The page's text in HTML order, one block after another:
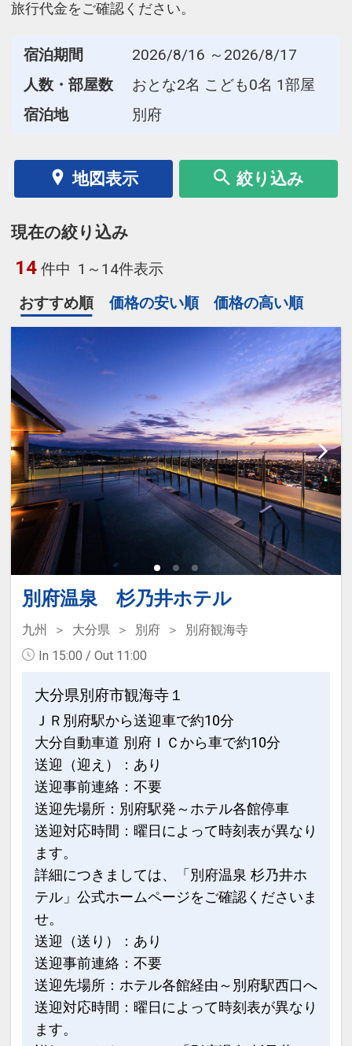
旅行代金をご確認ください。
宿泊期間
2026/8/16 ～2026/8/17
人数・部屋数
おとな2名 こども0名 1部屋
宿泊地
別府
地図表示 絞り込み
現在の絞り込み
14 件中 1～14件表示
おすすめ順
価格の安い順 価格の高い順
別府温泉 杉乃井ホテル
九州 大分県 別府
別府観海寺
In 15:00 / Out 11:00
大分県別府市観海寺１
ＪＲ別府駅から送迎車で約10分
大分自動車道 別府ＩＣから車で約10分
送迎（迎え）：あり
送迎事前連絡：不要
送迎先場所：別府駅発～ホテル各館停車
送迎対応時間：曜日によって時刻表が異なり
ます。
詳細につきましては、「別府温泉 杉乃井ホ
テル」公式ホームページをご確認くださいま
せ。
送迎（送り）：あり
送迎事前連絡：不要
送迎先場所：ホテル各館経由～別府駅西口へ
送迎対応時間：曜日によって時刻表が異なり
ます。